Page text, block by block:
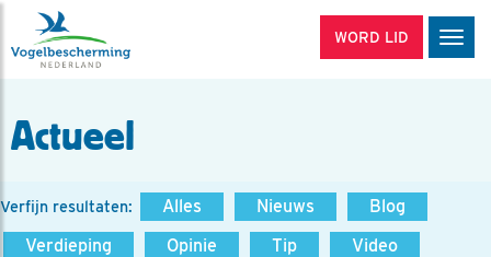
WORD LID
Actueel
Verfijn resultaten: Alles Nieuws
Blog
Verdieping
Opinie Tip
Video